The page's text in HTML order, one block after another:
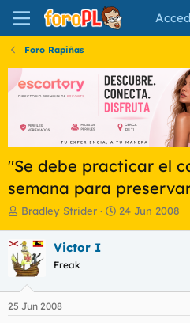
Foro Rapiñas
"Se debe practicar el
semana para
I
c
i
a
d
o
Bradley Strider
F
e
24 Jun 2008
Victor I
Freak
25 Jun 2008